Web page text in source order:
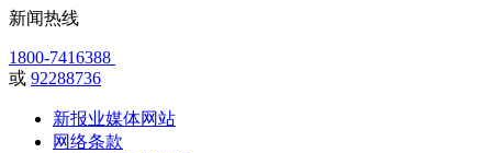
新闻热线
1800-7416388
或 92288736
新报业媒体网站
网络条款